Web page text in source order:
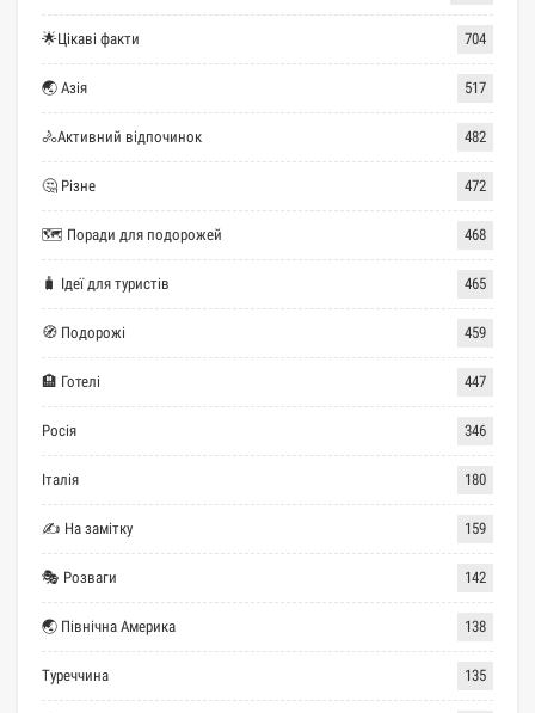
🌟Цікаві факти 704
🌏 Азія 517
🚴Активний відпочинок 482
🤔 Різне 472
🗺 Поради для подорожей 468
🧳 Ідеї для туристів 465
🧭 Подорожі 459
🏨 Готелі 447
Росія 346
Італія 180
✍ На замітку 159
🎭 Розваги 142
🌏 Північна Америка 138
Туреччина 135